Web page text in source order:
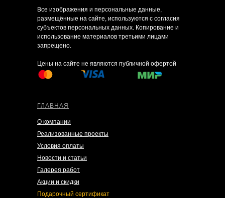
ГЛАВНАЯ
О компании
Реализованные проекты
Условия оплаты
Новости и статьи
Галерея работ
Акции и скидки
Подарочный сертификат
Все изображения и персональные данные,
размещённые на сайте, используются с согласия
субъектов персональных данных. Копирование и
использование материалов третьими лицами
запрещено.
Цены на сайте не являются публичной офертой